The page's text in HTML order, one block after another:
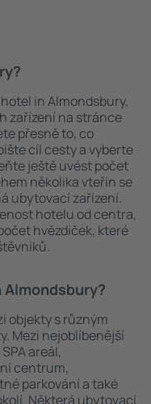
in Almondsbury,
zařízení na stránce
přesně to, co
cíl cesty a vyberte
ještě uvést počet
několika vteřin se
ubytovací zařízení.
hotelu od centra,
hvězdiček, které
objekty s různým
Mezi nejoblíbenější
areál,
centrum,
parkování a také
Některá ubytovací